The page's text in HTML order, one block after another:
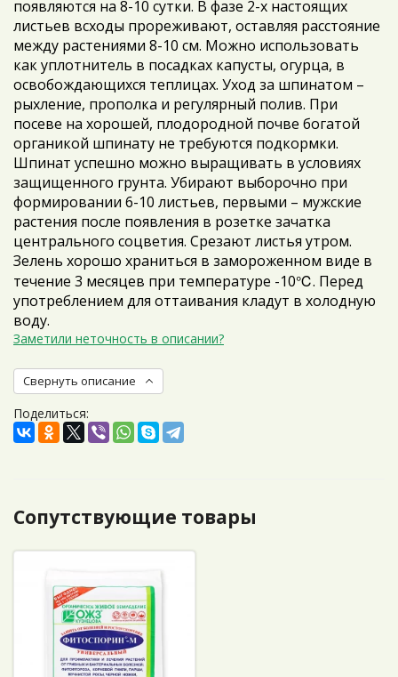
появляются на 8-10 сутки. В фазе 2-х настоящих
листьев всходы прореживают, оставляя расстояние
между растениями 8-10 см. Можно использовать
как уплотнитель в посадках капусты, огурца, в
освобождающихся теплицах. Уход за шпинатом –
рыхление, прополка и регулярный полив. При
посеве на хорошей, плодородной почве богатой
органикой шпинату не требуются подкормки.
Шпинат успешно можно выращивать в условиях
защищенного грунта. Убирают выборочно при
формировании 6-10 листьев, первыми – мужские
растения после появления в розетке зачатка
центрального соцветия. Срезают листья утром.
Зелень хорошо храниться в замороженном виде в
течение 3 месяцев при температуре -10℃. Перед
употреблением для оттаивания кладут в холодную
воду.
Заметили неточность в описании?
Свернуть описание
Поделиться:
Сопутствующие товары